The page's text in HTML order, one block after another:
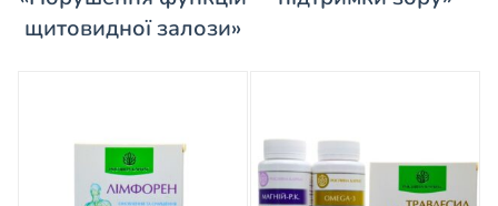
щитовидної залози»